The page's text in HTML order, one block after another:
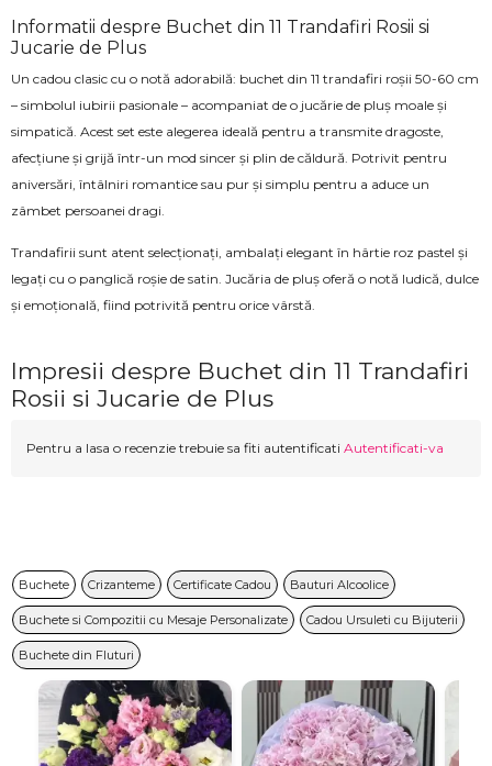
Informatii despre Buchet din 11 Trandafiri Rosii si
Jucarie de Plus
Un cadou clasic cu o notă adorabilă: buchet din 11 trandafiri roșii 50-60 cm
– simbolul iubirii pasionale – acompaniat de o jucărie de pluș moale și
simpatică. Acest set este alegerea ideală pentru a transmite dragoste,
afecțiune și grijă într-un mod sincer și plin de căldură. Potrivit pentru
aniversări, întâlniri romantice sau pur și simplu pentru a aduce un
zâmbet persoanei dragi.
Trandafirii sunt atent selecționați, ambalați elegant în hârtie roz pastel și
legați cu o panglică roșie de satin. Jucăria de pluș oferă o notă ludică, dulce
și emoțională, fiind potrivită pentru orice vârstă.
Impresii despre Buchet din 11 Trandafiri
Rosii si Jucarie de Plus
Pentru a lasa o recenzie trebuie sa fiti autentificati Autentificati-va
Buchete Crizanteme Certificate Cadou Bauturi Alcoolice
Buchete si Compozitii cu Mesaje Personalizate Cadou Ursuleti cu Bijuterii
Buchete din Fluturi